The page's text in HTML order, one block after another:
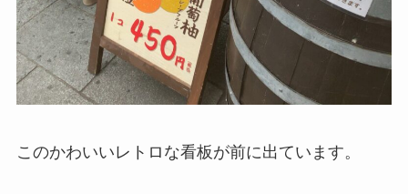
このかわいいレトロな看板が前に出ています。